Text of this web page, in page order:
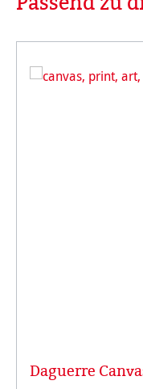
Daguerre